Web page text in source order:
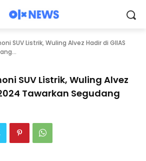
SUV Listrik, Wuling Alvez Hadir di GIIAS
SUV Listrik, Wuling Alvez
Tawarkan Segudang